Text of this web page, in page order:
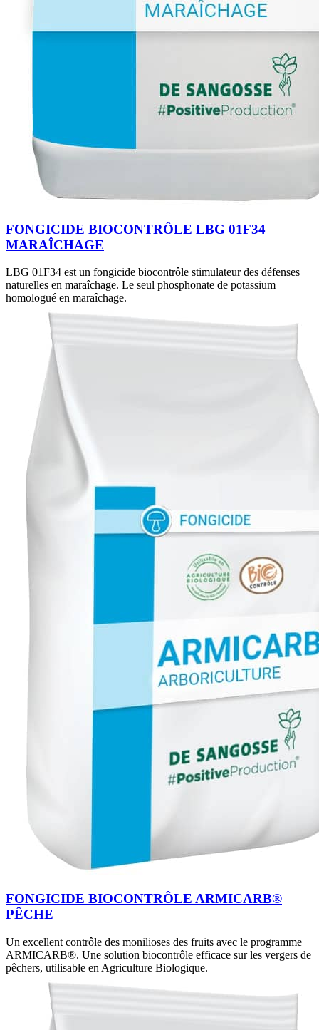
FONGICIDE BIOCONTRÔLE LBG 01F34
MARAÎCHAGE
LBG 01F34 est un fongicide biocontrôle stimulateur des défenses
naturelles en maraîchage. Le seul phosphonate de potassium
homologué en maraîchage.
FONGICIDE BIOCONTRÔLE ARMICARB®
PÊCHE
Un excellent contrôle des monilioses des fruits avec le programme
ARMICARB®. Une solution biocontrôle efficace sur les vergers de
pêchers, utilisable en Agriculture Biologique.